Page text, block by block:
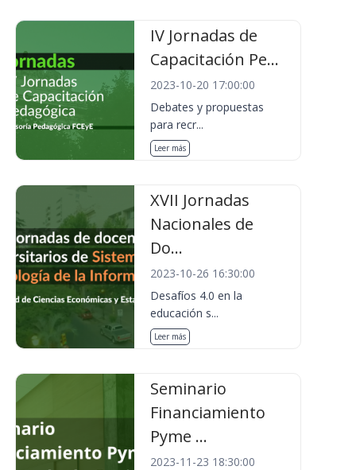
IV Jornadas de
Capacitación Pe...
2023-10-20 17:00:00
Debates y propuestas
para recr...
Leer más
XVII Jornadas
Nacionales de
Do...
2023-10-26 16:30:00
Desafíos 4.0 en la
educación s...
Leer más
Seminario
Financiamiento
Pyme ...
2023-11-23 18:30:00